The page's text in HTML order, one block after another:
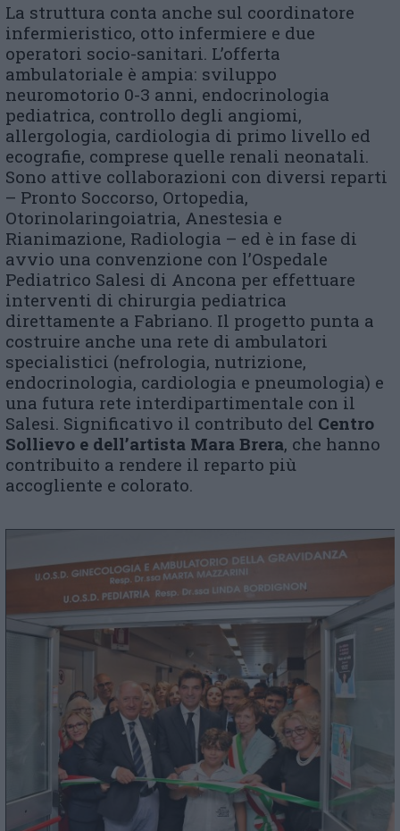
La struttura conta anche sul coordinatore
infermieristico, otto infermiere e due
operatori socio-sanitari. L’offerta
ambulatoriale è ampia: sviluppo
neuromotorio 0-3 anni, endocrinologia
pediatrica, controllo degli angiomi,
allergologia, cardiologia di primo livello ed
ecografie, comprese quelle renali neonatali.
Sono attive collaborazioni con diversi reparti
– Pronto Soccorso, Ortopedia,
Otorinolaringoiatria, Anestesia e
Rianimazione, Radiologia – ed è in fase di
avvio una convenzione con l’Ospedale
Pediatrico Salesi di Ancona per effettuare
interventi di chirurgia pediatrica
direttamente a Fabriano. Il progetto punta a
costruire anche una rete di ambulatori
specialistici (nefrologia, nutrizione,
endocrinologia, cardiologia e pneumologia) e
una futura rete interdipartimentale con il
Salesi. Significativo il contributo del Centro
Sollievo e dell’artista Mara Brera, che hanno
contribuito a rendere il reparto più
accogliente e colorato.